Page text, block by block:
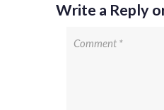
Write a Reply